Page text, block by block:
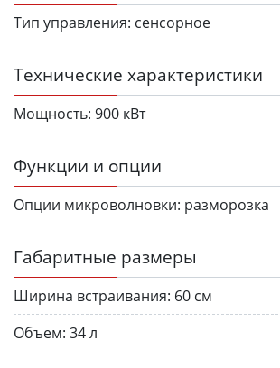
Тип управления: сенсорное
Технические характеристики
Мощность: 900 кВт
Функции и опции
Опции микроволновки: разморозка
Габаритные размеры
Ширина встраивания: 60 см
Объем: 34 л